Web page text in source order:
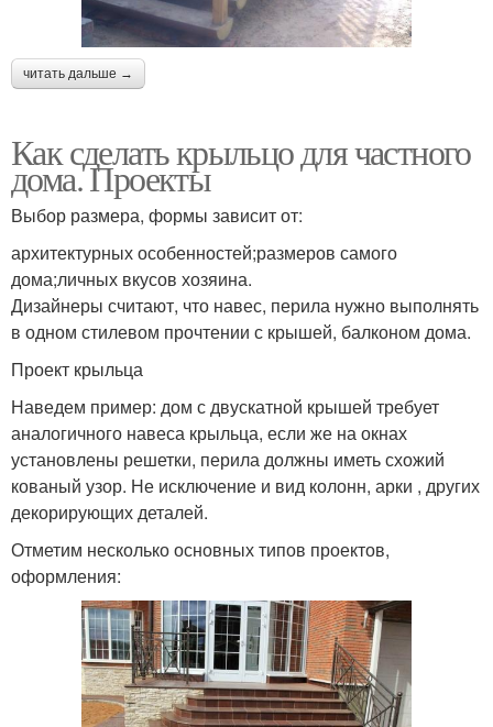
читать дальше →
Как сделать крыльцо для частного
дома. Проекты
Выбор размера, формы зависит от:
архитектурных особенностей;размеров самого
дома;личных вкусов хозяина.
Дизайнеры считают, что навес, перила нужно выполнять
в одном стилевом прочтении с крышей, балконом дома.
Проект крыльца
Наведем пример: дом с двускатной крышей требует
аналогичного навеса крыльца, если же на окнах
установлены решетки, перила должны иметь схожий
кованый узор. Не исключение и вид колонн, арки , других
декорирующих деталей.
Отметим несколько основных типов проектов,
оформления: